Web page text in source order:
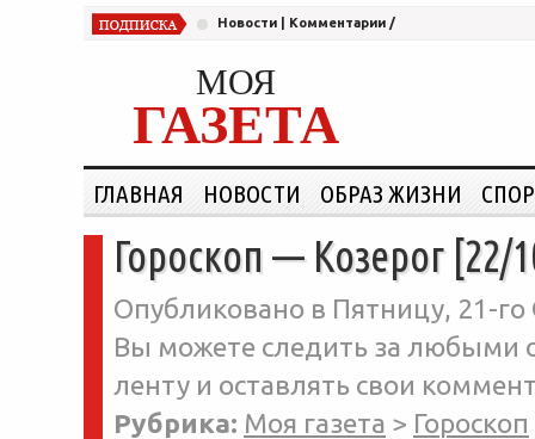
Новости Комментарии /
МОЯ
ГАЗЕТА
ГЛАВНАЯ НОВОСТИ ОБРАЗ ЖИЗНИ
Гороскоп — Козерог [22/
Опубликовано в Пятницу, 21-го
Вы можете следить за любыми
ленту и оставлять свои
Рубрика: Моя газета > Гороскоп